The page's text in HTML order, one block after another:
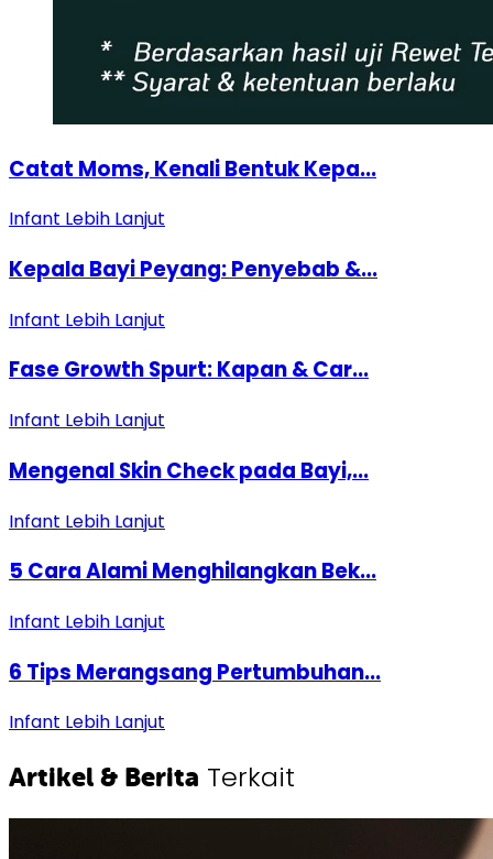
Catat Moms, Kenali Bentuk Kepa...
Infant Lebih Lanjut
Kepala Bayi Peyang: Penyebab &...
Infant Lebih Lanjut
Fase Growth Spurt: Kapan & Car...
Infant Lebih Lanjut
Mengenal Skin Check pada Bayi,...
Infant Lebih Lanjut
5 Cara Alami Menghilangkan Bek...
Infant Lebih Lanjut
6 Tips Merangsang Pertumbuhan...
Infant Lebih Lanjut
Artikel & Berita Terkait